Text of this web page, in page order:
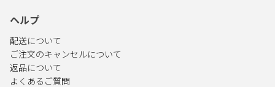
ヘルプ
配送について
ご注文のキャンセルについて
返品について
よくあるご質問